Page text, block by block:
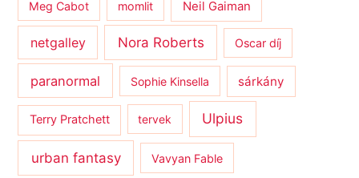
Meg Cabot momlit Neil Gaiman
netgalley Nora Roberts Oscar díj
paranormal Sophie Kinsella sárkány
Terry Pratchett tervek Ulpius
urban fantasy Vavyan Fable